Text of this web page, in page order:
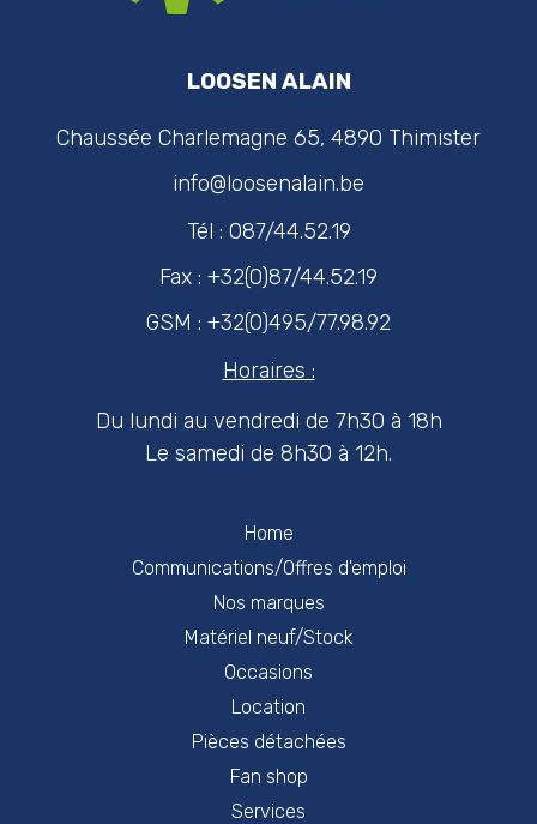
Home
Communications/Offres d'emploi
Nos marques
Matériel neuf/Stock
Occasions
Location
Pièces détachées
Fan shop
Services
LOOSEN ALAIN
Chaussée Charlemagne 65, 4890 Thimister
info@loosenalain.be
Tél : 087/44.52.19
Fax : +32(0)87/44.52.19
GSM : +32(0)495/77.98.92
Horaires :
Du lundi au vendredi de 7h30 à 18h
Le samedi de 8h30 à 12h.